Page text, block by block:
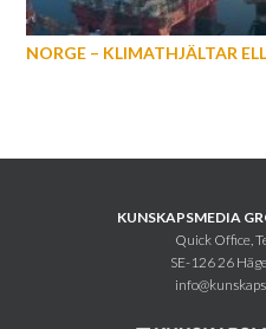
NORGE – KLIMATHJÄLTAR
KUNSKAPSMEDIA
Quick Office,
SE-126 26